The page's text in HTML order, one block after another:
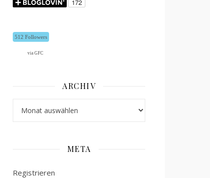
512 Followers
via GFC
ARCHIV
META
Registrieren